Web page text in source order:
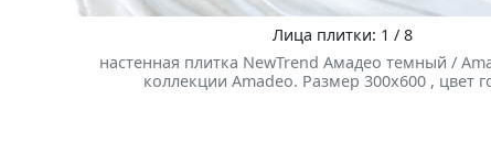
Лица плитки: 1 / 8
настенная плитка NewTrend Амадео темный /
коллекции Amadeo. Размер 300x600 , цвет